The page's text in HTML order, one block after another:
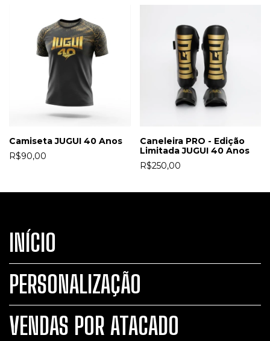
Camiseta JUGUI 40 Anos
R$90,00
Caneleira PRO - Edição
Limitada JUGUI 40 Anos
R$250,00
INÍCIO
PERSONALIZAÇÃO
VENDAS POR ATACADO